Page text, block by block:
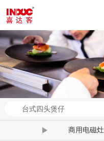
商用电磁灶